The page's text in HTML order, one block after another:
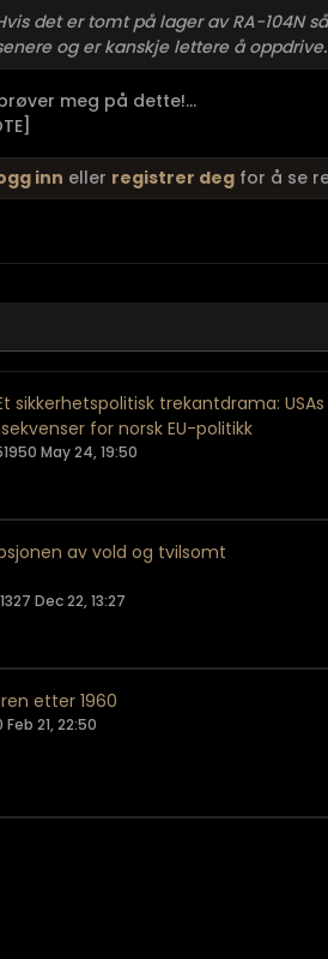
det er tomt på lager av RA-104N
og er kanskje lettere å oppdrive.
meg på dette!...
inn eller registrer deg for å se
sikkerhetspolitisk trekantdrama: USAs
for norsk EU-politikk
May 24, 19:50
av vold og tvilsomt
Dec 22, 13:27
etter 1960
21, 22:50